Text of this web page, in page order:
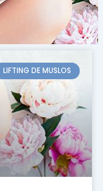
LIFTING DE MUSLOS